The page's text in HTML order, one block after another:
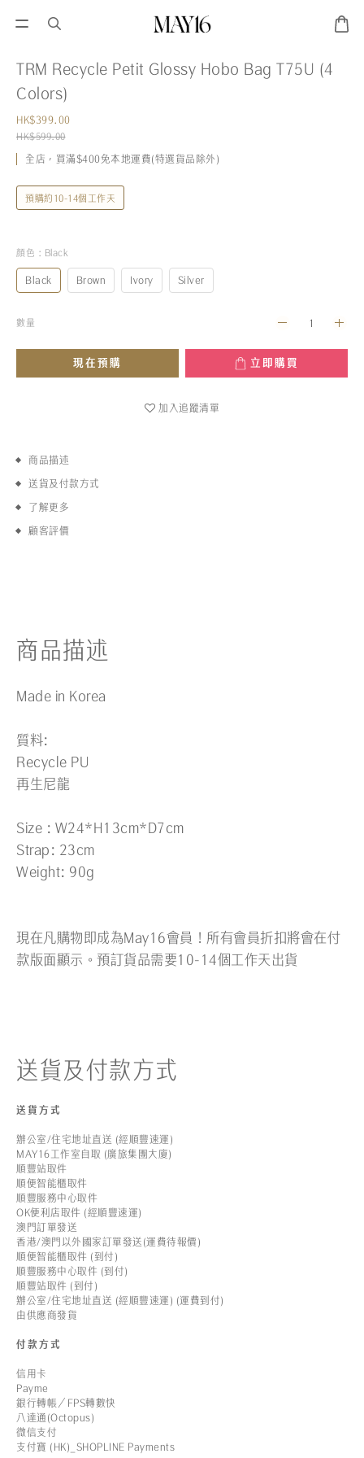
TRM Recycle Petit Glossy Hobo Bag T75U (4
Colors)
HK$399.00
HK$599.00
全店，買滿$400免本地運費(特選貨品除外)
預購約10-14個工作天
顏色 : Black
Black Brown Ivory Silver
數量
現在預購 立即購買
加入追蹤清單
商品描述
送貨及付款方式
了解更多
顧客評價
商品描述
Made in Korea
質料:
Recycle PU
再生尼龍
Size : W24*H13cm*D7cm
Strap: 23cm
Weight: 90g
現在凡購物即成為May16會員！所有會員折扣將會在付
款版面顯示。預訂貨品需要10-14個工作天出貨
送貨及付款方式
送貨方式
辦公室/住宅地址直送 (經順豐速運)
MAY16工作室自取 (廣旅集團大廈)
順豐站取件
順便智能櫃取件
順豐服務中心取件
OK便利店取件 (經順豐速運)
澳門訂單發送
香港/澳門以外國家訂單發送(運費待報價)
順便智能櫃取件 (到付)
順豐服務中心取件 (到付)
順豐站取件 (到付)
辦公室/住宅地址直送 (經順豐速運) (運費到付)
由供應商發貨
付款方式
信用卡
Payme
銀行轉帳／FPS轉數快
八達通(Octopus)
微信支付
支付寶 (HK)_SHOPLINE Payments